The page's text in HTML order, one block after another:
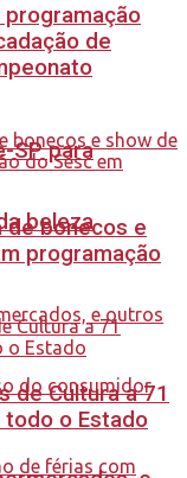
SP para
beleza
programação
de
de bonecos e
programação
de Cultura a 71
o Estado